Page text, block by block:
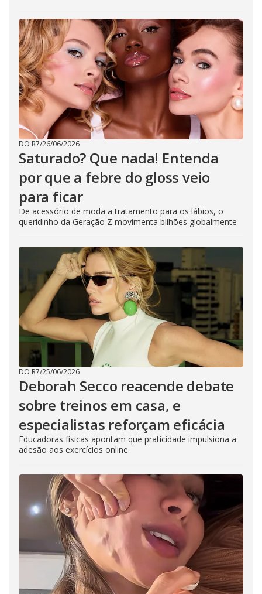
DO R7/26/06/2026
Saturado? Que nada! Entenda
por que a febre do gloss veio
para ficar
De acessório de moda a tratamento para os lábios, o
queridinho da Geração Z movimenta bilhões globalmente
DO R7/25/06/2026
Deborah Secco reacende debate
sobre treinos em casa, e
especialistas reforçam eficácia
Educadoras físicas apontam que praticidade impulsiona a
adesão aos exercícios online